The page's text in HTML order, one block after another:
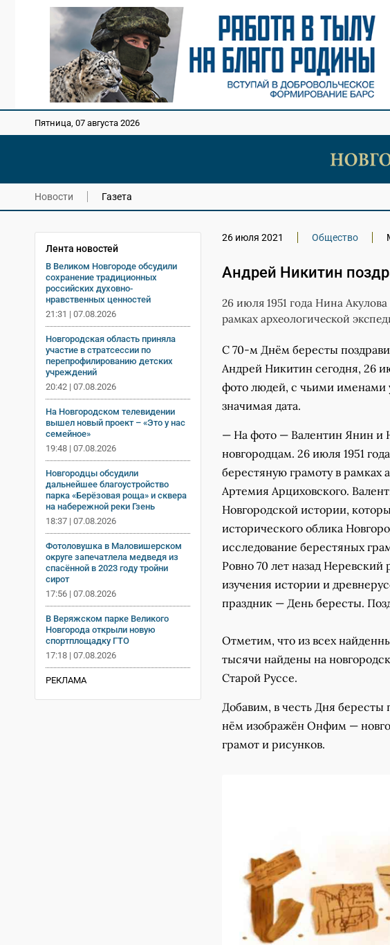
Пятница, 07 августа 2026
Новости Газета
Лента новостей
В Великом Новгороде обсудили
сохранение традиционных
российских духовно-
нравственных ценностей
21:31 | 07.08.2026
Новгородская область приняла
участие в стратсессии по
перепрофилированию детских
учреждений
20:42 | 07.08.2026
На Новгородском телевидении
вышел новый проект – «Это у нас
семейное»
19:48 | 07.08.2026
Новгородцы обсудили
дальнейшее благоустройство
парка «Берёзовая роща» и сквера
на набережной реки Гзень
18:37 | 07.08.2026
Фотоловушка в Маловишерском
округе запечатлела медведя из
спасённой в 2023 году тройни
сирот
17:56 | 07.08.2026
В Веряжском парке Великого
Новгорода открыли новую
спортплощадку ГТО
17:18 | 07.08.2026
РЕКЛАМА
26 июля 2021 Общество
Андрей Никитин
26 июля 1951 года Нина
рамках археологической
С 70-м Днём бересты
Андрей Никитин сегодня, 26
фото людей, с чьими именами
значимая дата.
— На фото — Валентин Янин и
новгородцам. 26 июля 1951
берестяную грамоту в рамках
Артемия Арциховского.
Новгородской истории,
исторического облика
исследование берестяных
Ровно 70 лет назад
изучения истории и
праздник — День бересты.
Отметим, что из всех
тысячи найдены на
Старой Руссе.
Добавим, в честь Дня бересты
нём изображён Онфим —
грамот и рисунков.